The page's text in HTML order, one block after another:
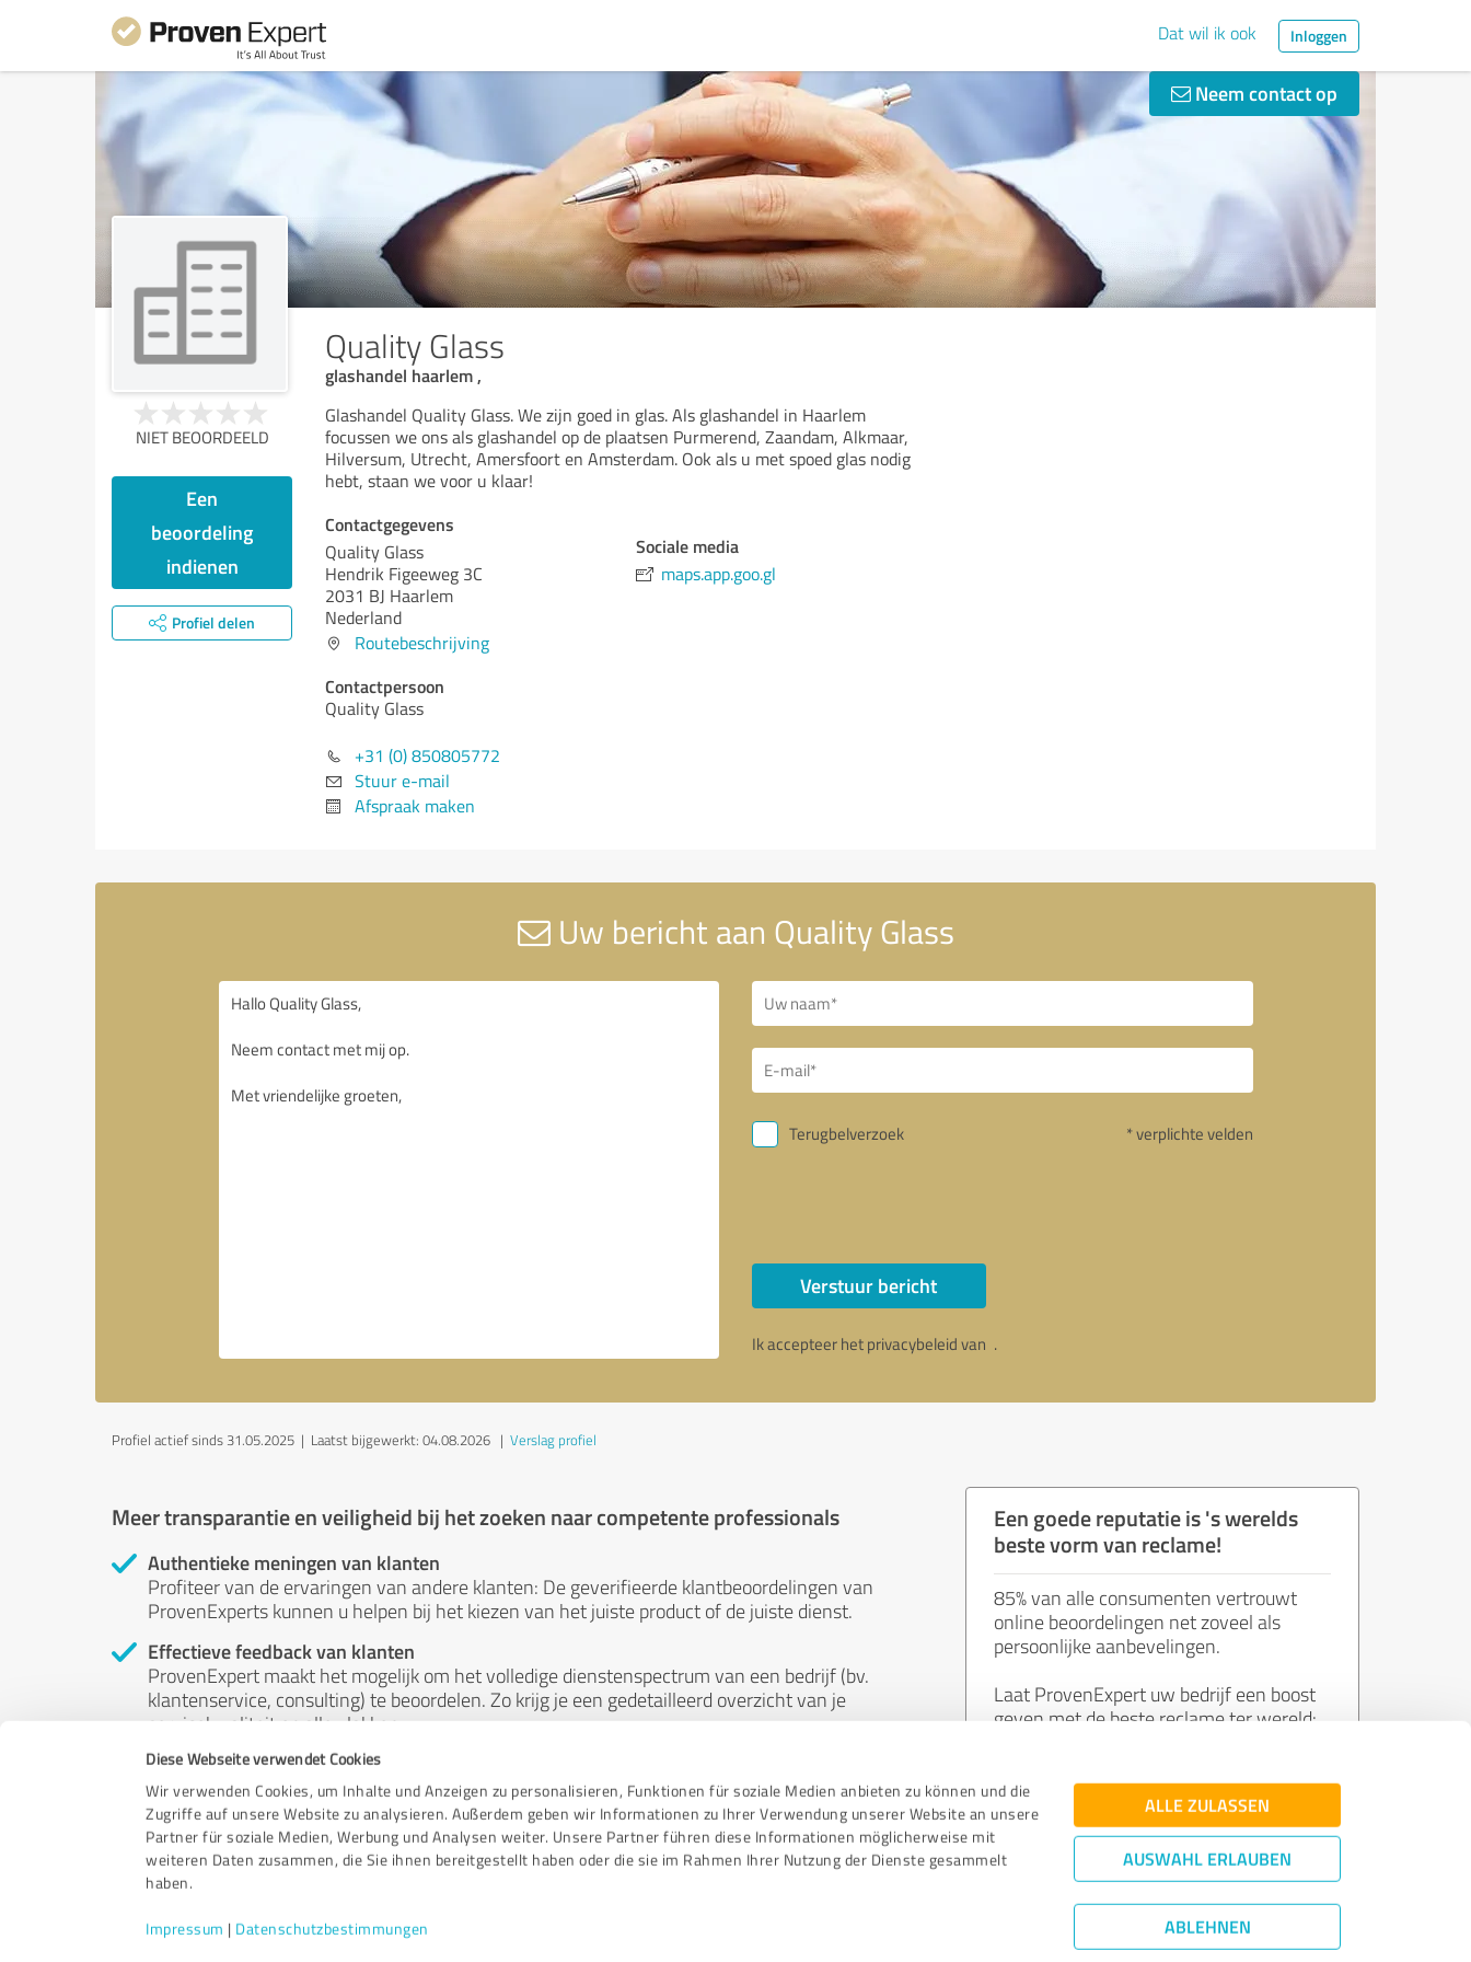
Diese Webseite verwendet Cookies
Wir verwenden Cookies, um Inhalte und Anzeigen zu personalisieren, Funktionen für soziale Medien anbieten zu können und die
Zugriffe auf unsere Website zu analysieren. Außerdem geben wir Informationen zu Ihrer Verwendung unserer Website an unsere
Partner für soziale Medien, Werbung und Analysen weiter. Unsere Partner führen diese Informationen möglicherweise mit
weiteren Daten zusammen, die Sie ihnen bereitgestellt haben oder die sie im Rahmen Ihrer Nutzung der Dienste gesammelt
haben.
Impressum | Datenschutzbestimmungen
ALLE ZULASSEN
AUSWAHL ERLAUBEN
ABLEHNEN
Dat wil ik ook Inloggen
Neem contact op
Quality Glass
glashandel haarlem ,
NIET BEOORDEELD
Een
beoordeling
indienen
Profiel delen
Glashandel Quality Glass. We zijn goed in glas. Als glashandel in Haarlem
focussen we ons als glashandel op de plaatsen Purmerend, Zaandam, Alkmaar,
Hilversum, Utrecht, Amersfoort en Amsterdam. Ook als u met spoed glas nodig
hebt, staan we voor u klaar!
Contactgegevens
Quality Glass
Hendrik Figeeweg 3C
2031 BJ Haarlem
Nederland
Routebeschrijving
Contactpersoon
Quality Glass
+31 (0) 850805772
Stuur e-mail
Afspraak maken
Sociale media
maps.app.goo.gl
Uw bericht aan Quality Glass
Terugbelverzoek * verplichte velden
Verstuur bericht
Ik accepteer het privacybeleid van .
Profiel actief sinds 31.05.2025 | Laatst bijgewerkt: 04.08.2026 | Verslag profiel
Meer transparantie en veiligheid bij het zoeken naar competente professionals
Authentieke meningen van klanten
Profiteer van de ervaringen van andere klanten: De geverifieerde klantbeoordelingen van
ProvenExperts kunnen u helpen bij het kiezen van het juiste product of de juiste dienst.
Effectieve feedback van klanten
ProvenExpert maakt het mogelijk om het volledige dienstenspectrum van een bedrijf (bv.
klantenservice, consulting) te beoordelen. Zo krijg je een gedetailleerd overzicht van je
servicekwaliteit op alle vlakken.
Onafhankelijke beoordelingen
ProvenExpert is gratis, onafhankelijk en neutraal. Klanten geven uit eigen beweging
beoordelingen - hun meningen zijn niet te koop. En de inhoud van beoordelingen kan niet
worden beïnvloed door geld of op welke andere manier dan ook.
Een goede reputatie is 's werelds
beste vorm van reclame!
85% van alle consumenten vertrouwt
online beoordelingen net zoveel als
persoonlijke aanbevelingen.
Laat ProvenExpert uw bedrijf een boost
geven met de beste reclame ter wereld:
Word nu gratis lid!
Richtlijnen herzien|Kwaliteit|Privacybeleid|Wettelijke kennisgeving